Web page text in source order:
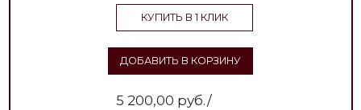
КУПИТЬ В 1 КЛИК
ДОБАВИТЬ В КОРЗИНУ
5 200,00 руб./